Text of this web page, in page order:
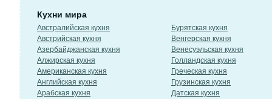
Кухни мира
Австралийская кухня
Австрийская кухня
Азербайджанская кухня
Алжирская кухня
Американская кухня
Английская кухня
Арабская кухня
Бурятская кухня
Венгерская кухня
Венесуэльская кухня
Голландская кухня
Греческая кухня
Грузинская кухня
Датская кухня